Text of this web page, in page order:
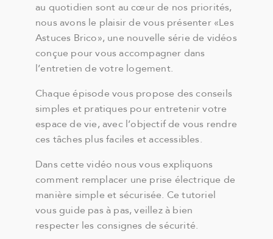
au quotidien sont au cœur de nos priorités,
nous avons le plaisir de vous présenter «Les
Astuces Brico», une nouvelle série de vidéos
conçue pour vous accompagner dans
l’entretien de votre logement.
Chaque épisode vous propose des conseils
simples et pratiques pour entretenir votre
espace de vie, avec l’objectif de vous rendre
ces tâches plus faciles et accessibles.
Dans cette vidéo nous vous expliquons
comment remplacer une prise électrique de
manière simple et sécurisée. Ce tutoriel
vous guide pas à pas, veillez à bien
respecter les consignes de sécurité.